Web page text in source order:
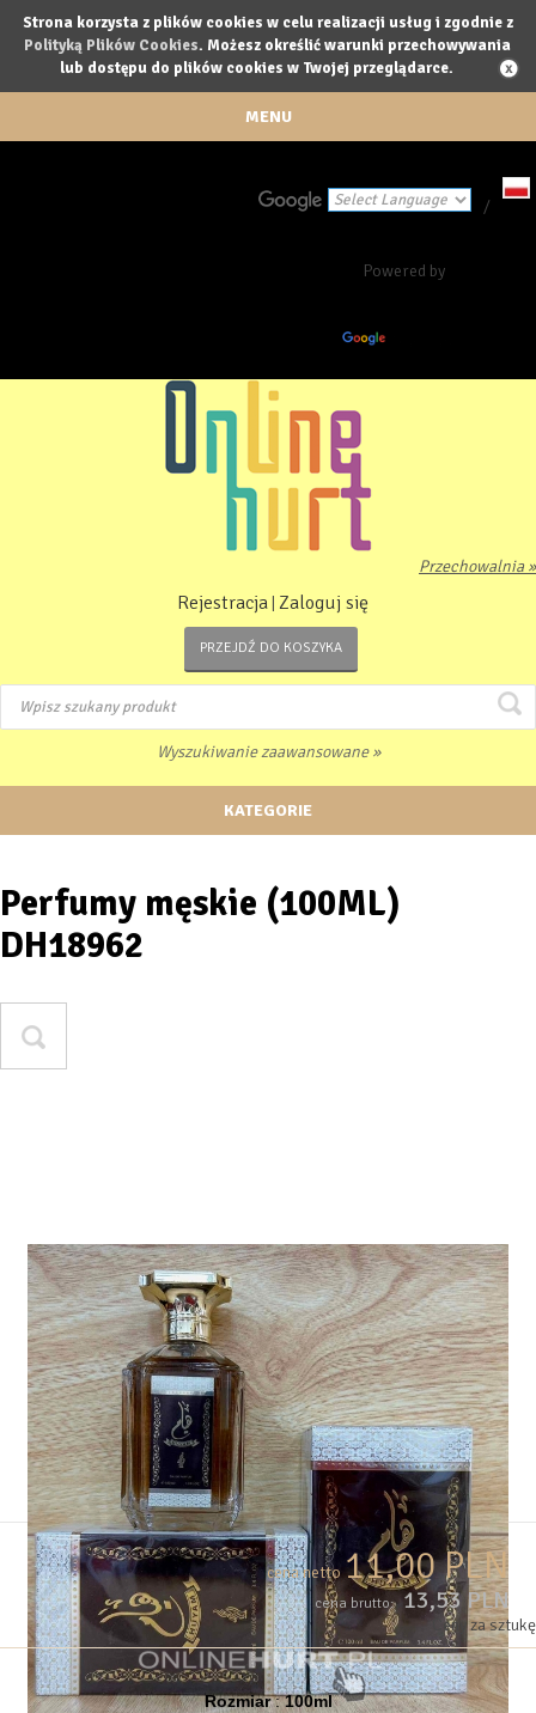
Strona korzysta z plików cookies w celu realizacji usług i zgodnie z
Polityką Plików Cookies. Możesz określić warunki przechowywania
lub dostępu do plików cookies w Twojej przeglądarce.
MENU
Powered by
/
Przechowalnia »
Rejestracja Zaloguj się
PRZEJDŹ DO KOSZYKA
Wyszukiwanie zaawansowane »
KATEGORIE
Perfumy męskie (100ML)
DH18962
cena netto 11,00 PLN
cena brutto: 13,53 PLN
Ceny za sztukę
Rozmiar:100ml